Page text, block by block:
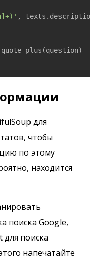
,
для
чтобы
по этому
находится
поиска Google,
для поиска
напечатайте